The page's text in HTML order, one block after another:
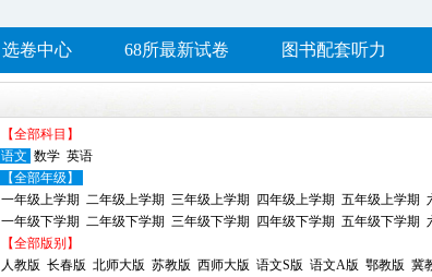
选卷中心 68所最新试卷 图书配套听力
【全部科目】
语文 数学 英语
【全部年级】
一年级上学期 二年级上学期 三年级上学期 四年级上学期 五年级上学期
一年级下学期 二年级下学期 三年级下学期 四年级下学期 五年级下学期
【全部版别】
人教版 长春版 北师大版 苏教版 西师大版 语文S版 语文A版 鄂教版 冀